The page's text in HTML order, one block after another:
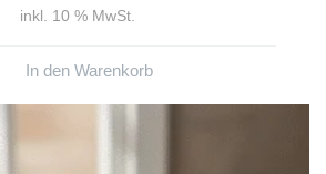
inkl. 10 % MwSt.
In den Warenkorb